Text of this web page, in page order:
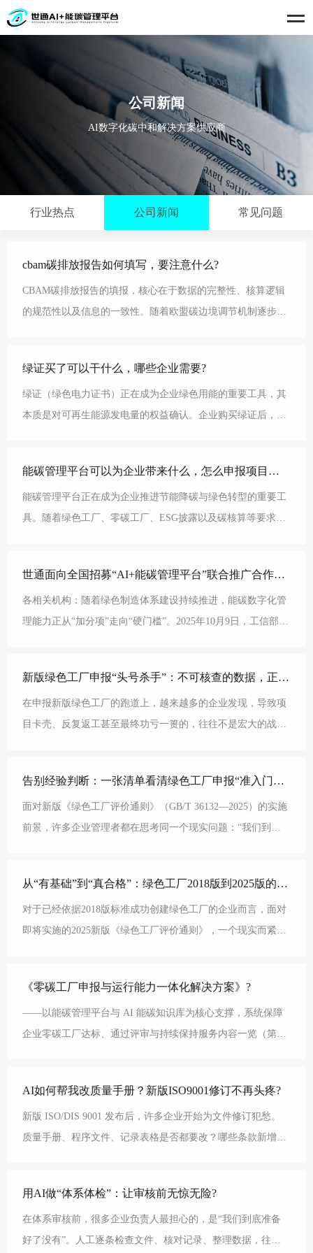
公司新闻
AI数字化碳中和解决方案供应商
行业热点 公司新闻 常见问题
cbam碳排放报告如何填写，要注意什么?
CBAM碳排放报告的填报，核心在于数据的完整性、核算逻辑
的规范性以及信息的一致性。随着欧盟碳边境调节机制逐步推
绿证买了可以干什么，哪些企业需要?
绿证（绿色电力证书）正在成为企业绿色用能的重要工具，其
本质是对可再生能源发电量的权益确认。企业购买绿证后，可
能碳管理平台可以为企业带来什么，怎么申报项目加分?
能碳管理平台正在成为企业推进节能降碳与绿色转型的重要工
具。随着绿色工厂、零碳工厂、ESG披露以及碳核算等要求不
世通面向全国招募“AI+能碳管理平台”联合推广合作伙伴?
各相关机构：随着绿色制造体系建设持续推进，能碳数字化管
理能力正从“加分项”走向“硬门槛”。2025年10月9日，工信部印
新版绿色工厂申报“头号杀手”：不可核查的数据，正在批量淘汰企业?
在申报新版绿色工厂的跑道上，越来越多的企业发现，导致项
目卡壳、反复返工甚至最终功亏一篑的，往往不是宏大的战略
告别经验判断：一张清单看清绿色工厂申报“准入门槛”?
面对新版《绿色工厂评价通则》（GB/T 36132—2025）的实施
前景，许多企业管理者都在思考同一个现实问题：“我们到底
从“有基础”到“真合格”：绿色工厂2018版到2025版的升级路线图?
对于已经依据2018版标准成功创建绿色工厂的企业而言，面对
即将实施的2025新版《绿色工厂评价通则》，一个现实而紧迫
《零碳工厂申报与运行能力一体化解决方案》?
——以能碳管理平台与 AI 能碳知识库为核心支撑，系统保障
企业零碳工厂达标、通过评审与持续保持服务内容一览（第三
AI如何帮我改质量手册？新版ISO9001修订不再头疼?
新版 ISO/DIS 9001 发布后，许多企业开始为文件修订犯愁。
质量手册、程序文件、记录表格是否都要改？哪些条款新增或
用AI做“体系体检”：让审核前无惊无险?
在体系审核前，很多企业负责人最担心的，是“我们到底准备
好了没有”。人工逐条检查文件、核对记录、整理数据，往往